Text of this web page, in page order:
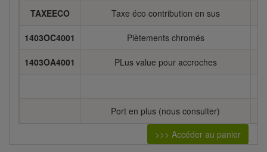
TAXEECO Taxe éco contribution en sus
1403OC4001 Piètements chromés
1403OA4001 PLus value pour accroches
Port en plus (nous consulter)
>>> Accéder au panier